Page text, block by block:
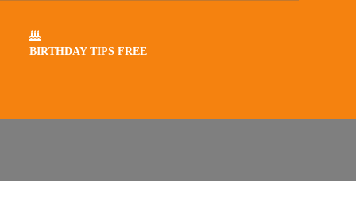
BIRTHDAY TIPS FREE